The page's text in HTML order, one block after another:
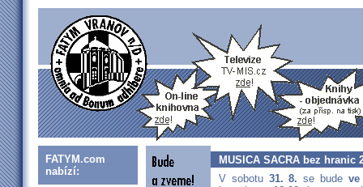
FATYM.com
nabízí:
MUSICA SACRA bez hranic
V sobotu 31. 8. se bude ve